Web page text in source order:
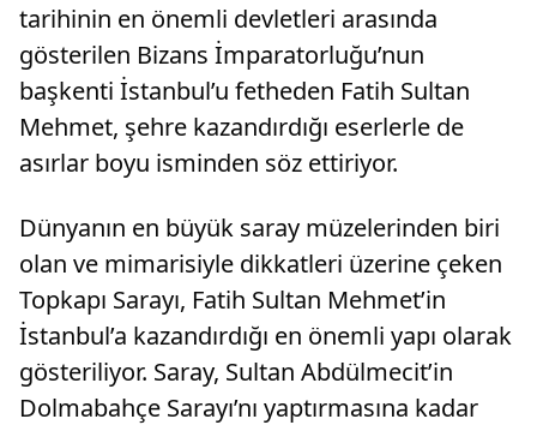
tarihinin en önemli devletleri arasında
gösterilen Bizans İmparatorluğu’nun
başkenti İstanbul’u fetheden Fatih Sultan
Mehmet, şehre kazandırdığı eserlerle de
asırlar boyu isminden söz ettiriyor.
Dünyanın en büyük saray müzelerinden biri
olan ve mimarisiyle dikkatleri üzerine çeken
Topkapı Sarayı, Fatih Sultan Mehmet’in
İstanbul’a kazandırdığı en önemli yapı olarak
gösteriliyor. Saray, Sultan Abdülmecit’in
Dolmabahçe Sarayı’nı yaptırmasına kadar